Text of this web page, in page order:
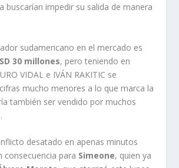
buscarían impedir su salida de manera
sudamericano en el mercado es
30 millones, pero teniendo en
VIDAL e IVÁN RAKITIC se
mucho menores a lo que marca la
también ser vendido por muchos
desatado en apenas minutos
consecuencia para Simeone, quien ya